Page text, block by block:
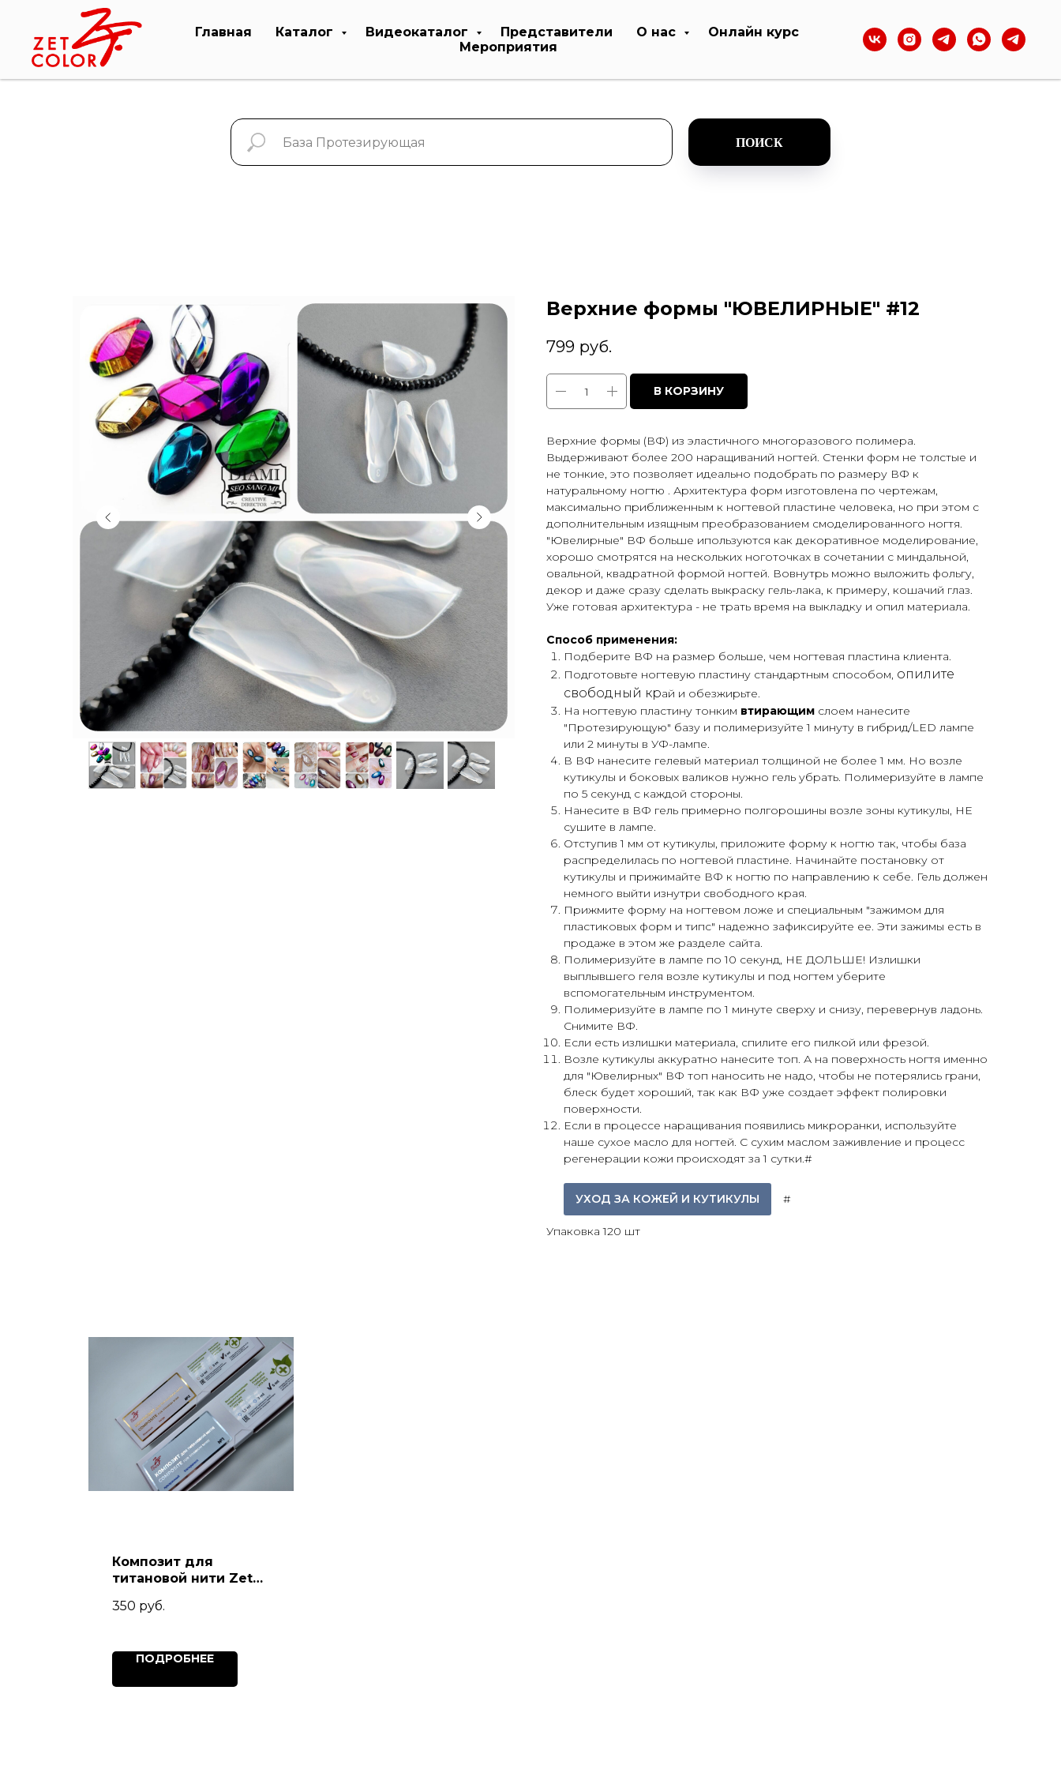
Главная Каталог Видеокаталог Представители О нас
Онлайн курс
Мероприятия
ПОИСК
Верхние формы "ЮВЕЛИРНЫЕ" #12
799 руб.
В КОРЗИНУ
Верхние формы (ВФ) из эластичного многоразового полимера.
Выдерживают более 200 наращиваний ногтей. Стенки форм не толстые и
не тонкие, это позволяет идеально подобрать по размеру ВФ к
натуральному ногтю . Архитектура форм изготовлена по чертежам,
максимально приближенным к ногтевой пластине человека, но при этом с
дополнительным изящным преобразованием смоделированного ногтя.
"Ювелирные" ВФ больше ипользуются как декоративное моделирование,
хорошо смотрятся на нескольких ноготочках в сочетании с миндальной,
овальной, квадратной формой ногтей. Вовнутрь можно выложить фольгу,
декор и даже сразу сделать выкраску гель-лака, к примеру, кошачий глаз.
Уже готовая архитектура - не трать время на выкладку и опил материала.
Способ применения:
Подберите ВФ на размер больше, чем ногтевая пластина клиента.
Подготовьте ногтевую пластину стандартным способом, опилите
свободный край и обезжирьте.
На ногтевую пластину тонким втирающим слоем нанесите
"Протезирующую" базу и полимеризуйте 1 минуту в гибрид/LED лампе
или 2 минуты в УФ-лампе.
В ВФ нанесите гелевый материал толщиной не более 1 мм. Но возле
кутикулы и боковых валиков нужно гель убрать. Полимеризуйте в лампе
по 5 секунд с каждой стороны.
Нанесите в ВФ гель примерно полгорошины возле зоны кутикулы, НЕ
сушите в лампе.
Отступив 1 мм от кутикулы, приложите форму к ногтю так, чтобы база
распределилась по ногтевой пластине. Начинайте постановку от
кутикулы и прижимайте ВФ к ногтю по направлению к себе. Гель должен
немного выйти изнутри свободного края.
Прижмите форму на ногтевом ложе и специальным "зажимом для
пластиковых форм и типс" надежно зафиксируйте ее. Эти зажимы есть в
продаже в этом же разделе сайта.
Полимеризуйте в лампе по 10 секунд, НЕ ДОЛЬШЕ! Излишки
выплывшего геля возле кутикулы и под ногтем уберите
вспомогательным инструментом.
Полимеризуйте в лампе по 1 минуте сверху и снизу, перевернув ладонь.
Снимите ВФ.
Если есть излишки материала, спилите его пилкой или фрезой.
Возле кутикулы аккуратно нанесите топ. А на поверхность ногтя именно
для "Ювелирных" ВФ топ наносить не надо, чтобы не потерялись грани,
блеск будет хороший, так как ВФ уже создает эффект полировки
поверхности.
Если в процессе наращивания появились микроранки, используйте
наше сухое масло для ногтей. С сухим маслом заживление и процесс
регенерации кожи происходят за 1 сутки.#
УХОД ЗА КОЖЕЙ И КУТИКУЛЫ #
Упаковка 120 шт
Композит для
титановой нити Zet
350 руб.
ПОДРОБНЕЕ